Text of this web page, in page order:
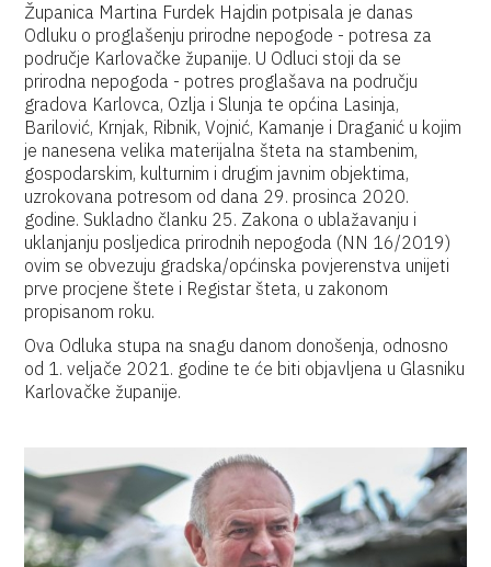
Županica Martina Furdek Hajdin potpisala je danas
Odluku o proglašenju prirodne nepogode - potresa za
područje Karlovačke županije. U Odluci stoji da se
prirodna nepogoda - potres proglašava na području
gradova Karlovca, Ozlja i Slunja te općina Lasinja,
Barilović, Krnjak, Ribnik, Vojnić, Kamanje i Draganić u kojim
je nanesena velika materijalna šteta na stambenim,
gospodarskim, kulturnim i drugim javnim objektima,
uzrokovana potresom od dana 29. prosinca 2020.
godine. Sukladno članku 25. Zakona o ublažavanju i
uklanjanju posljedica prirodnih nepogoda (NN 16/2019)
ovim se obvezuju gradska/općinska povjerenstva unijeti
prve procjene štete i Registar šteta, u zakonom
propisanom roku.
Ova Odluka stupa na snagu danom donošenja, odnosno
od 1. veljače 2021. godine te će biti objavljena u Glasniku
Karlovačke županije.